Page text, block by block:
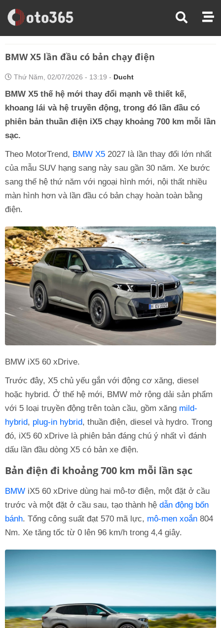
Trang Chủ
Thị Trường Xe
BMW X5 lần đầu có bản chạy điện
Thứ Năm, 02/07/2026 - 13:19 - Ducht
BMW X5 thế hệ mới thay đổi mạnh về thiết kế,
khoang lái và hệ truyền động, trong đó lần đầu có
phiên bản thuần điện iX5 chạy khoảng 700 km mỗi lần
sạc.
Theo MotorTrend, BMW X5 2027 là lần thay đổi lớn nhất
của mẫu SUV hạng sang này sau gần 30 năm. Xe bước
sang thế hệ thứ năm với ngoại hình mới, nội thất nhiều
màn hình hơn và lần đầu có bản chạy hoàn toàn bằng
điện.
BMW iX5 60 xDrive.
Trước đây, X5 chủ yếu gắn với động cơ xăng, diesel
hoặc hybrid. Ở thế hệ mới, BMW mở rộng dải sản phẩm
với 5 loại truyền động trên toàn cầu, gồm xăng mild-
hybrid, plug-in hybrid, thuần điện, diesel và hydro. Trong
đó, iX5 60 xDrive là phiên bản đáng chú ý nhất vì đánh
dấu lần đầu dòng X5 có bản xe điện.
Bản điện đi khoảng 700 km mỗi lần sạc
BMW iX5 60 xDrive dùng hai mô-tơ điện, một đặt ở cầu
trước và một đặt ở cầu sau, tạo thành hệ dẫn động bốn
bánh. Tổng công suất đạt 570 mã lực, mô-men xoắn 804
Nm. Xe tăng tốc từ 0 lên 96 km/h trong 4,4 giây.